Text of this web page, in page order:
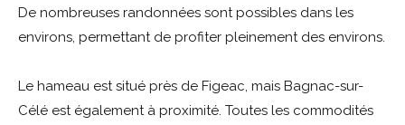
De nombreuses randonnées sont possibles dans les
environs, permettant de profiter pleinement des environs.
Le hameau est situé près de Figeac, mais Bagnac-sur-
Célé est également à proximité. Toutes les commodités